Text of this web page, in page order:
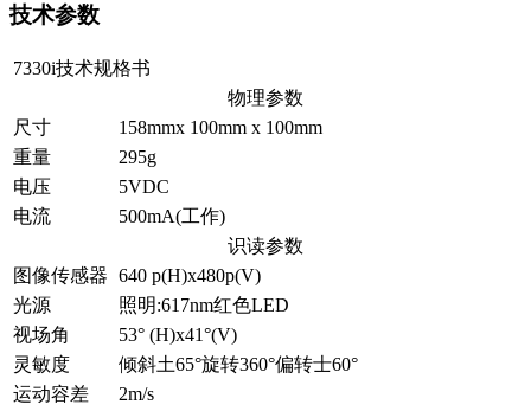
技术参数
7330i技术规格书
物理参数
尺寸
158mmx 100mm x 100mm
重量
295g
电压
5VDC
电流
500mA(工作)
识读参数
图像传感器 640 p(H)x480p(V)
光源
照明:617nm红色LED
视场角
53° (H)x41°(V)
灵敏度
倾斜土65°旋转360°偏转士60°
运动容差
2m/s